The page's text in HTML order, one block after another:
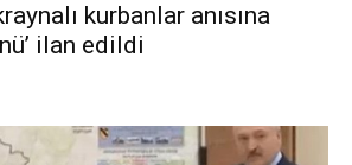
kurbanlar anısına
ilan edildi